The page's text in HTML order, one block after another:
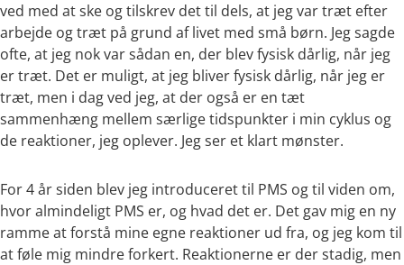
ved med at ske og tilskrev det til dels, at jeg var træt efter
arbejde og træt på grund af livet med små børn. Jeg sagde
ofte, at jeg nok var sådan en, der blev fysisk dårlig, når jeg
er træt. Det er muligt, at jeg bliver fysisk dårlig, når jeg er
træt, men i dag ved jeg, at der også er en tæt
sammenhæng mellem særlige tidspunkter i min cyklus og
de reaktioner, jeg oplever. Jeg ser et klart mønster.
For 4 år siden blev jeg introduceret til PMS og til viden om,
hvor almindeligt PMS er, og hvad det er. Det gav mig en ny
ramme at forstå mine egne reaktioner ud fra, og jeg kom til
at føle mig mindre forkert. Reaktionerne er der stadig, men